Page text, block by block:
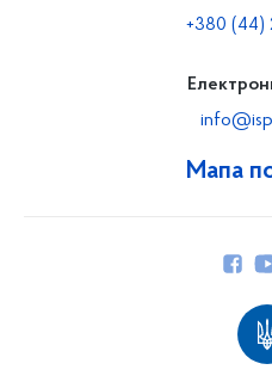
Мапа
+380 (44)